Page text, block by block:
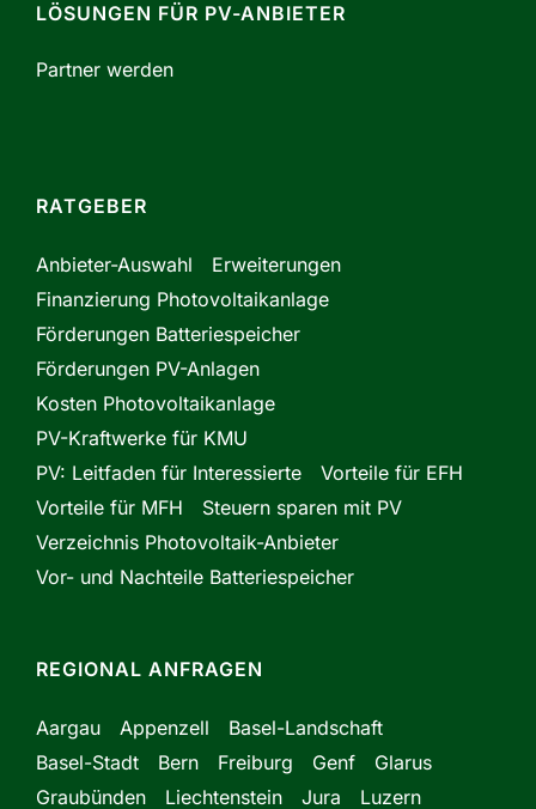
LÖSUNGEN FÜR PV-ANBIETER
Partner werden
RATGEBER
Anbieter-Auswahl
Erweiterungen
Finanzierung Photovoltaikanlage
Förderungen Batteriespeicher
Förderungen PV-Anlagen
Kosten Photovoltaikanlage
PV-Kraftwerke für KMU
PV: Leitfaden für Interessierte
Vorteile für EFH
Vorteile für MFH
Steuern sparen mit PV
Verzeichnis Photovoltaik-Anbieter
Vor- und Nachteile Batteriespeicher
REGIONAL ANFRAGEN
Aargau Appenzell
Basel-Landschaft
Basel-Stadt
Bern Freiburg Genf
Glarus
Graubünden
Liechtenstein Jura Luzern